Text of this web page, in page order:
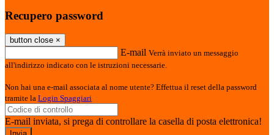
Recupero password
button close ×
E-mail Verrà inviato un messaggio
all'indirizzo indicato con le istruzioni necessarie.
Non hai una e-mail associata al nome utente? Effettua il reset della password
tramite la Login Spaggiari
E-mail inviata, si prega di controllare la casella di posta elettronica!